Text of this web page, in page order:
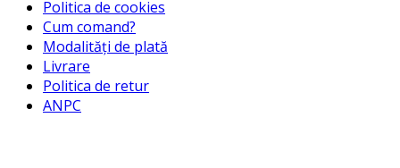
Politica de cookies
Cum comand?
Modalități de plată
Livrare
Politica de retur
ANPC